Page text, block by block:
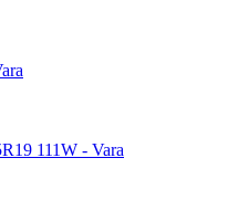
111W - Vara